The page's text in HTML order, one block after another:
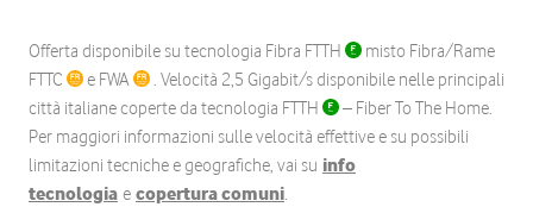
Offerta disponibile su tecnologia Fibra FTTH
misto Fibra/Rame
FTTC
e FWA
. Velocità 2,5 Gigabit/s disponibile nelle principali
città italiane coperte da tecnologia FTTH
– Fiber To The Home.
Per maggiori informazioni sulle velocità effettive e su possibili
limitazioni tecniche e geografiche, vai su info
tecnologia e copertura comuni.